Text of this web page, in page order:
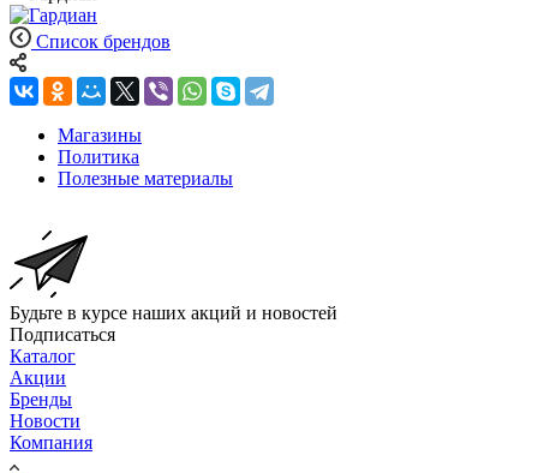
Список брендов
Магазины
Политика
Полезные материалы
Будьте в курсе наших акций и новостей
Подписаться
Каталог
Акции
Бренды
Новости
Компания